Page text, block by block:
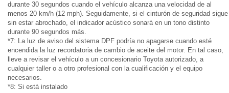
durante 30 segundos cuando el vehículo alcanza una velocidad de al
menos 20 km/h (12 mph). Seguidamente, si el cinturón de seguridad sigue
sin estar abrochado, el indicador acústico sonará en un tono distinto
durante 90 segundos más.
*7: La luz de aviso del sistema DPF podría no apagarse cuando esté
encendida la luz recordatoria de cambio de aceite del motor. En tal caso,
lleve a revisar el vehículo a un concesionario Toyota autorizado, a
cualquier taller o a otro profesional con la cualificación y el equipo
necesarios.
*8: Si está instalado